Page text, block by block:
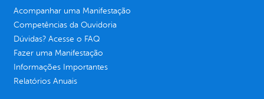
Acompanhar uma Manifestação
Competências da Ouvidoria
Dúvidas? Acesse o FAQ
Fazer uma Manifestação
Informações Importantes
Relatórios Anuais